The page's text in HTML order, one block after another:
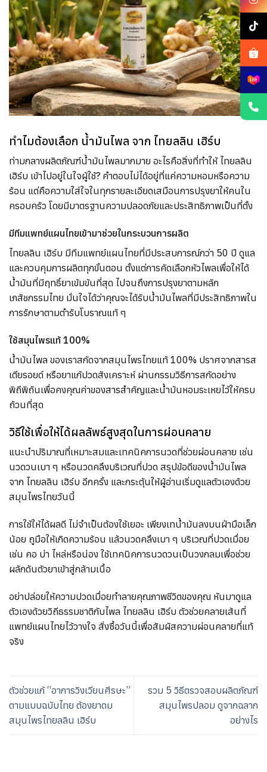
ทำไมต้องเลือก น้ำมันไพล จาก ไทยลลิน เฮิร์บ
ท่ามกลางผลิตภัณฑ์น้ำมันไพลมากมาย อะไรคือสิ่งที่ทำให้ ไทยลลิน
เฮิร์บ เข้าไปอยู่ในใจผู้ใช้? คำตอบไม่ได้อยู่ที่แค่ความหอมหรือความ
ร้อน แต่คือความใส่ใจในทุกรายละเอียดเสมือนการปรุงยาให้คนใน
ครอบครัว โดยมีมาตรฐานความปลอดภัยและประสิทธิภาพเป็นที่ตั้ง
มีทีมแพทย์แผนไทยเข้ามาช่วยในกระบวนการผลิต
ไทยลลิน เฮิร์บ มีทีมแพทย์แผนไทยที่มีประสบการณ์กว่า 50 ปี ดูแล
และควบคุมการผลิตทุกขั้นตอน ตั้งแต่การคัดเลือกหัวไพลเพื่อให้ได้
น้ำมันที่มีฤทธิ์ยาเข้มข้นที่สุด ไปจนถึงการปรุงยาตามหลัก
เภสัชกรรมไทย มั่นใจได้ว่าคุณจะได้รับน้ำมันไพลที่มีประสิทธิภาพใน
การรักษาตามตำรับโบราณแท้ ๆ
ใช้สมุนไพรแท้ 100%
น้ำมันไพล ของเราสกัดจากสมุนไพรไทยแท้ 100% ปราศจากสารส
เตียรอยด์ หรือยาแก้ปวดสังเคราะห์ ผ่านกรรมวิธีการสกัดอย่าง
พิถีพิถันเพื่อคงคุณค่าของสารสำคัญและน้ำมันหอมระเหยไว้ให้ครบ
ถ้วนที่สุด
วิธีใช้เพื่อให้ได้ผลลัพธ์สูงสุดในการผ่อนคลาย
แนะนำปริมาณที่เหมาะสมและเทคนิคการนวดที่ช่วยผ่อนคลาย เช่น
นวดวนเบา ๆ หรือนวดคลึงบริเวณที่ปวด สรุปข้อดีของน้ำมันไพล
จาก ไทยลลิน เฮิร์บ อีกครั้ง และกระตุ้นให้ผู้อ่านเริ่มดูแลตัวเองด้วย
สมุนไพรไทยวันนี้
การใช้ให้ได้ผลดี ไม่จำเป็นต้องใช้เยอะ เพียงเทน้ำมันลงบนฝ่ามือเล็ก
น้อย ถูมือให้เกิดความร้อน แล้วนวดคลึงเบา ๆ บริเวณที่ปวดเมื่อย
เช่น คอ บ่า ไหล่หรือน่อง ใช้เทคนิคการนวดวนเป็นวงกลมเพื่อช่วย
ผลักดันตัวยาเข้าสู่กล้ามเนื้อ
อย่าปล่อยให้ความปวดเมื่อยทำลายคุณภาพชีวิตของคุณ หันมาดูแล
ตัวเองด้วยวิถีธรรมชาติกับไพล ไทยลลิน เฮิร์บ ตัวช่วยคลายเส้นที่
แพทย์แผนไทยไว้วางใจ สั่งซื้อวันนี้เพื่อสัมผัสความผ่อนคลายที่แท้
จริง
ตัวช่วยแก้ “อาการวิงเวียนศีรษะ”
ตามแบบฉบับไทย ต้องยาดม
สมุนไพรไทยลลิน​ เฮิร์บ​
รวม 5 วิธีตรวจสอบผลิตภัณฑ์
สมุนไพรปลอม ดูจากฉลาก
อย่างไร